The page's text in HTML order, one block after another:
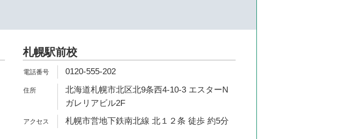
札幌駅前校
0120-555-202
北海道札幌市北区北9条西4-10-3 エスターN
ガレリアビル2F
札幌市営地下鉄南北線 北１２条 徒歩 約5分